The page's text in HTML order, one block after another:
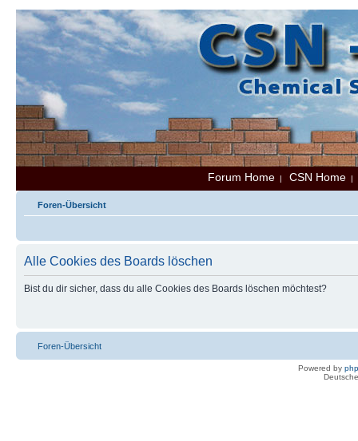
Forum Home | CSN Home
Foren-Übersicht
Alle Cookies des Boards löschen
Bist du dir sicher, dass du alle Cookies des Boards löschen möchtest?
Foren-Übersicht
Powered by